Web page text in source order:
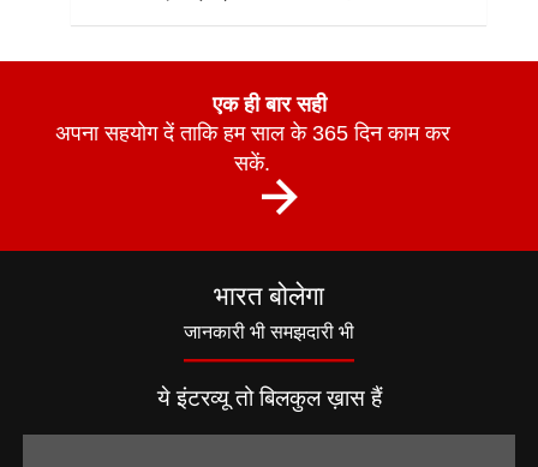
एक ही बार सही
अपना सहयोग दें ताकि हम साल के 365 दिन काम कर
सकें.
भारत बोलेगा
जानकारी भी समझदारी भी
ये इंटरव्यू तो बिलकुल ख़ास हैं